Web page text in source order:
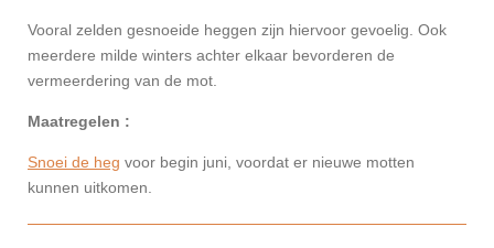
Vooral zelden gesnoeide heggen zijn hiervoor gevoelig. Ook
meerdere milde winters achter elkaar bevorderen de
vermeerdering van de mot.
Maatregelen :
Snoei de heg voor begin juni, voordat er nieuwe motten
kunnen uitkomen.